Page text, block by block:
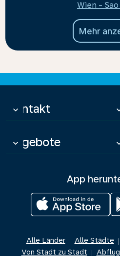
Wien - Sao
Mehr
Kontakt
keyboard_arrow_down
Angebote
keyboard_arrow_down
App
Alle Länder | Alle Städte |
Von Stadt zu Stadt |